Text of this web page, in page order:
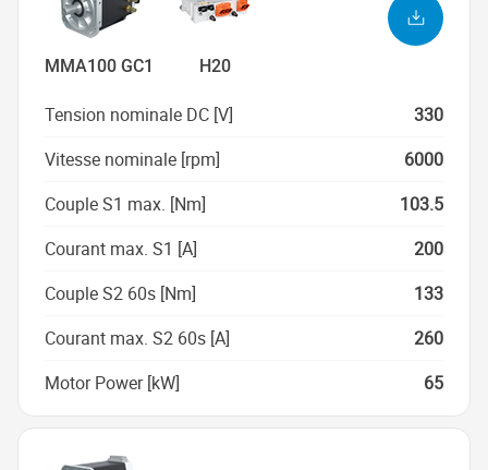
MMA100 GC1 H20
Tension nominale DC [V]
330
Vitesse nominale [rpm]
6000
Couple S1 max. [Nm]
103.5
Courant max. S1 [A]
200
Couple S2 60s [Nm]
133
Courant max. S2 60s [A]
260
Motor Power [kW]
65